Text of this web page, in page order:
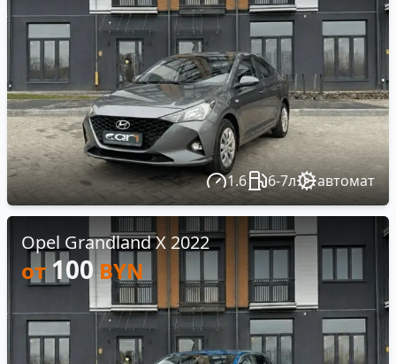
1.6 6-7л автомат
Opel Grandland X 2022
от100BYN